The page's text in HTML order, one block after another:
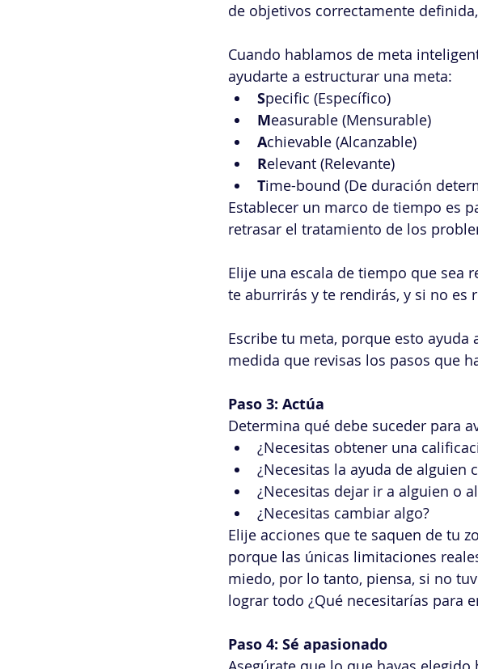
de objetivos correctamente
Cuando hablamos de meta
ayudarte a estructurar una meta:
Specific (Específico)
Measurable (Mensurable)
Achievable (Alcanzable)
Relevant (Relevante)
Time-bound (De duración
Establecer un marco de tiempo es
retrasar el tratamiento de los
Elije una escala de tiempo que sea
te aburrirás y te rendirás, y si no es
Escribe tu meta, porque esto
medida que revisas los pasos que
Paso 3: Actúa
Determina qué debe suceder para
¿Necesitas obtener una
¿Necesitas la ayuda de alguien
¿Necesitas dejar ir a alguien o
¿Necesitas cambiar algo?
Elije acciones que te saquen de tu
porque las únicas limitaciones
miedo, por lo tanto, piensa, si no
lograr todo ¿Qué necesitarías para
Paso 4: Sé apasionado